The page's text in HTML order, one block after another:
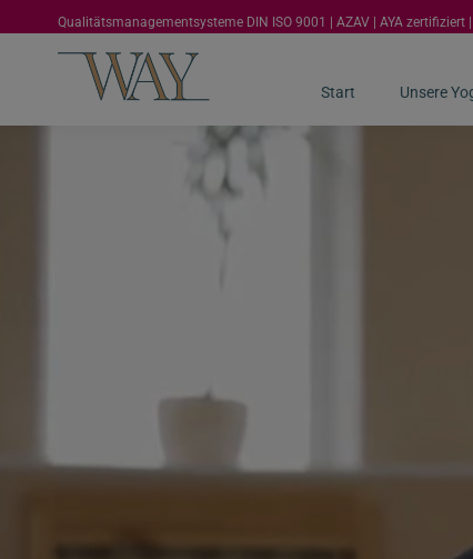
Qualitätsmanagementsysteme DIN ISO 9001 | AZAV | AYA zertifiziert
Start Unsere